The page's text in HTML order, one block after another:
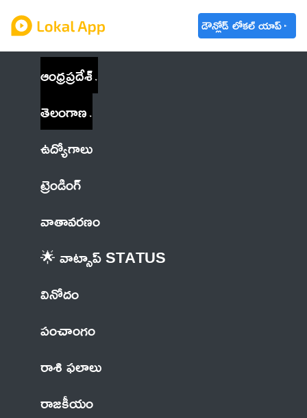
డౌన్లోడ్ లోకల్ యాప్
ఆంధ్రప్రదేశ్
తెలంగాణ
ఉద్యోగాలు
ట్రెండింగ్
వాతావరణం
🌟 వాట్సాప్ STATUS
వినోదం
పంచాంగం
రాశి ఫలాలు
రాజకీయం